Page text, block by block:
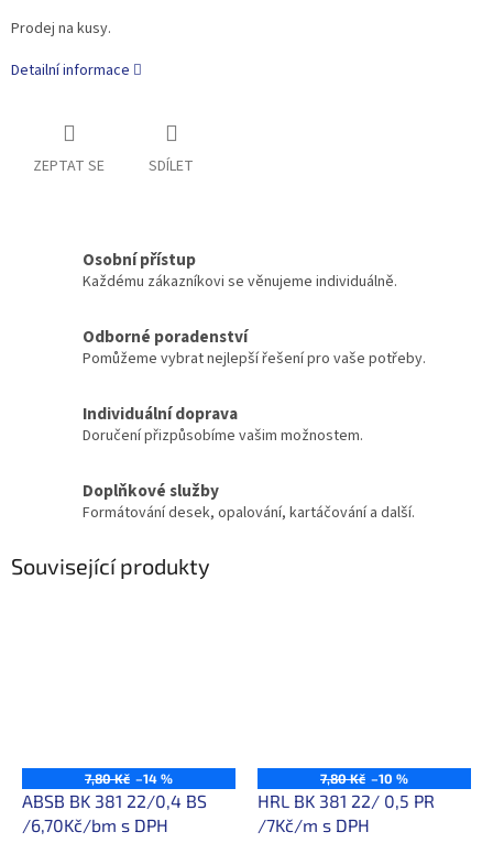
Prodej na kusy.
Detailní informace
ZEPTAT SE SDÍLET
Osobní přístup
Každému zákazníkovi se věnujeme individuálně.
Odborné poradenství
Pomůžeme vybrat nejlepší řešení pro vaše potřeby.
Individuální doprava
Doručení přizpůsobíme vašim možnostem.
Doplňkové služby
Formátování desek, opalování, kartáčování a další.
Související produkty
7,80 Kč –14 %
ABSB BK 381 22/0,4 BS
/6,70Kč/bm s DPH
7,80 Kč –10 %
HRL BK 381 22/ 0,5 PR
/7Kč/m s DPH